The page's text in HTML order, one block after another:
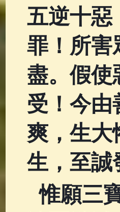
五逆十惡
罪！所害
盡。假使
受！今由
爽，生大
生，至誠
惟願三